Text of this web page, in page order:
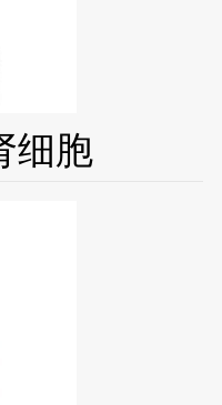
细胞